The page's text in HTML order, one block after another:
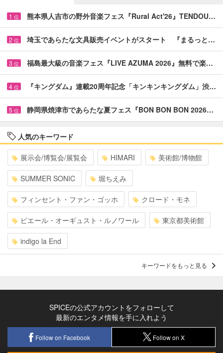
1 位 熊本県人吉市の野外音楽フェス『Rural Act'26』TENDOU…
2 位 埼玉であらたな文具販売イベントがスタート 『まるっと…
3 位 福島最大級の音楽フェス『LIVE AZUMA 2026』無料で楽…
4 位 『キングダム』連載20周年記念「キンキンキングダム」渋…
5 位 静岡県焼津市であらたな夏フェス『BON BON BON 2026…
人気のキーワード
展示会/博覧会/展覧会 HIMARI 美術館/博物館
SUMMER SONIC 堀ちえみ
フィンセント・ファン・ゴッホ クロード・モネ
ピエール・オーギュスト・ルノワール 東京都美術館
indigo la End
キーワードをもっと見る
SPICEの公式アカウントをフォローして
最新のエンタメ情報を手に入れよう
Follow on Facebook Follow on X